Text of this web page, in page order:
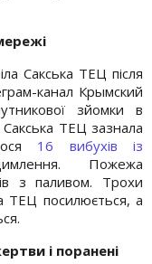
Сакська ТЕЦ після
канал Крымский
зйомки в
ТЕЦ зазнала
16 вибухів із
Пожежа
з паливом. Трохи
ТЕЦ посилюється, а
і поранені